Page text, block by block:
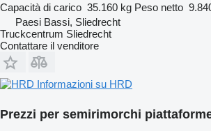
Capacità di carico 35.160 kg Peso netto
Paesi Bassi, Sliedrecht
Truckcentrum Sliedrecht
Contattare il venditore
Informazioni su HRD
Prezzi per semirimorchi